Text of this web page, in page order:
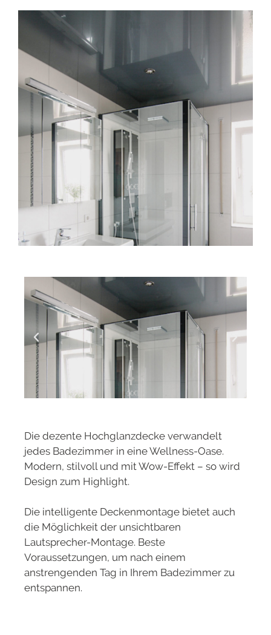
Die dezente Hochglanzdecke verwandelt
jedes Badezimmer in eine Wellness-Oase.
Modern, stilvoll und mit Wow-Effekt – so wird
Design zum Highlight.
Die intelligente Deckenmontage bietet auch
die Möglichkeit der unsichtbaren
Lautsprecher-Montage. Beste
Voraussetzungen, um nach einem
anstrengenden Tag in Ihrem Badezimmer zu
entspannen.